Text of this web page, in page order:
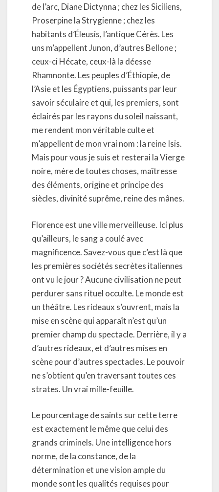
de l’arc, Diane Dictynna ; chez les Siciliens,
Proserpine la Strygienne ; chez les
habitants d’Éleusis, l’antique Cérès. Les
uns m’appellent Junon, d’autres Bellone ;
ceux-ci Hécate, ceux-là la déesse
Rhamnonte. Les peuples d’Éthiopie, de
l’Asie et les Égyptiens, puissants par leur
savoir séculaire et qui, les premiers, sont
éclairés par les rayons du soleil naissant,
me rendent mon véritable culte et
m’appellent de mon vrai nom : la reine Isis.
Mais pour vous je suis et resterai la Vierge
noire, mère de toutes choses, maîtresse
des éléments, origine et principe des
siècles, divinité suprême, reine des mânes.
Florence est une ville merveilleuse. Ici plus
qu’ailleurs, le sang a coulé avec
magnificence. Savez-vous que c’est là que
les premières sociétés secrètes italiennes
ont vu le jour ? Aucune civilisation ne peut
perdurer sans rituel occulte. Le monde est
un théâtre. Les rideaux s’ouvrent, mais la
mise en scène qui apparaît n’est qu’un
premier champ du spectacle. Derrière, il y a
d’autres rideaux, et d’autres mises en
scène pour d’autres spectacles. Le pouvoir
ne s’obtient qu’en traversant toutes ces
strates. Un vrai mille-feuille.
Le pourcentage de saints sur cette terre
est exactement le même que celui des
grands criminels. Une intelligence hors
norme, de la constance, de la
détermination et une vision ample du
monde sont les qualités requises pour